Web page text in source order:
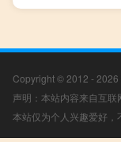
Copyright © 2012 - 2026
声明：本站内容来自互
本站仅为个人兴趣爱好